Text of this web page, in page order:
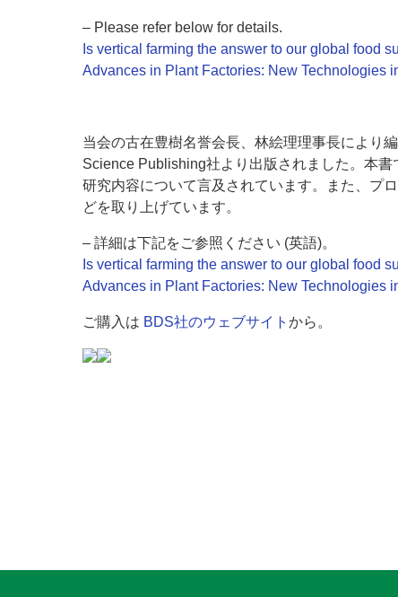
– Please refer below for details.
Is vertical farming the answer to our global food
Advances in Plant Factories: New Technologies
当会の古在豊樹名誉会長、林絵理理事長により
Science Publishing社より出版されました。本
研究内容について言及されています。また、プ
どを取り上げています。
– 詳細は下記をご参照ください (英語)。
Is vertical farming the answer to our global food
Advances in Plant Factories: New Technologies
ご購入は BDS社のウェブサイト から。